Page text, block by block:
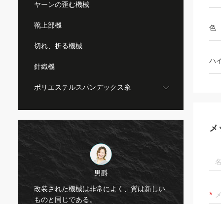
ヤーンの歪む機械
靴上部機
切れ、折る機械
針織機
ポリエステルスパンデックス糸
男爵
改装された機械は非常によく、質は新しい
ものと同じである。
推薦
色
ハ